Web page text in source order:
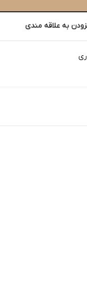
به علاقه مندی